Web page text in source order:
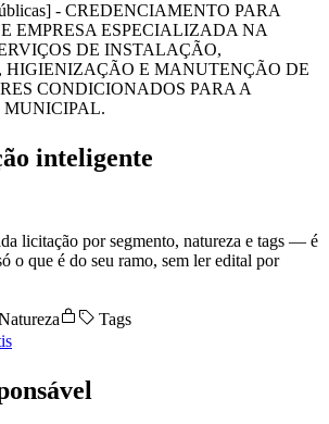
- CREDENCIAMENTO PARA
EMPRESA ESPECIALIZADA NA
DE INSTALAÇÃO,
HIGIENIZAÇÃO E MANUTENÇÃO DE
CONDICIONADOS PARA A
inteligente
licitação por segmento, natureza e tags — é
o que é do seu ramo, sem ler edital por
Tags